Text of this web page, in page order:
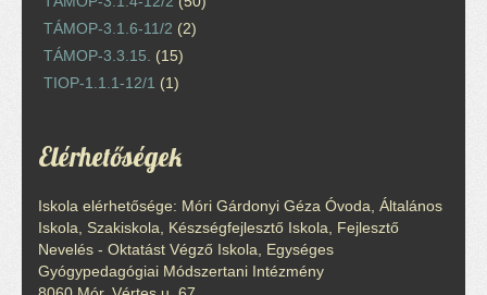
TÁMOP-3.1.6-11/2 (2)
TÁMOP-3.3.15.
(15)
TIOP-1.1.1-12/1 (1)
Elérhetőségek
Iskola elérhetősége: Móri Gárdonyi Géza Óvoda, Általános
Iskola, Szakiskola, Készségfejlesztő Iskola, Fejlesztő
Nevelés - Oktatást Végző Iskola, Egységes
Gyógypedagógiai Módszertani Intézmény